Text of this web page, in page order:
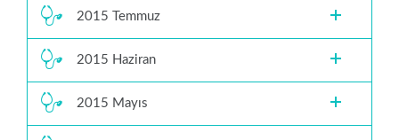
2015 Temmuz
2015 Haziran
2015 Mayıs